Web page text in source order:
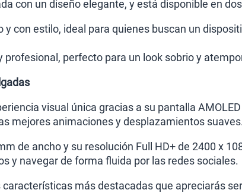
con un diseño elegante, y está disponible en
y con estilo, ideal para quienes buscan un
profesional, perfecto para un look sobrio y
visual única gracias a su pantalla
mejores animaciones y desplazamientos
de ancho y su resolución Full HD+ de 2400 x
y navegar de forma fluida por las redes sociales.
más destacadas que apreciarás